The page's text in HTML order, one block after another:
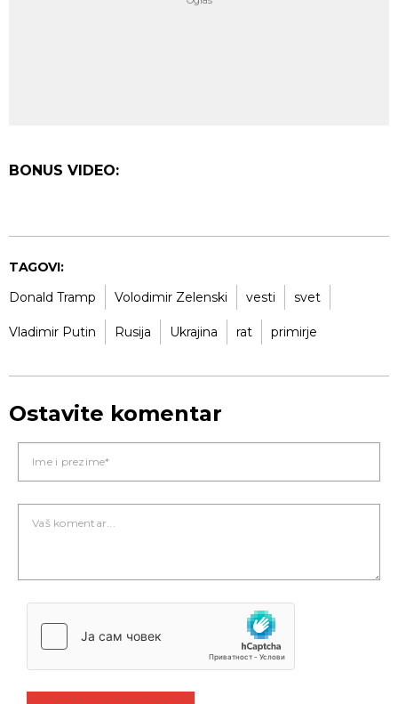
BONUS VIDEO:
TAGOVI:
Donald Tramp
Volodimir Zelenski vesti svet
Vladimir Putin Rusija Ukrajina rat primirje
Ostavite komentar